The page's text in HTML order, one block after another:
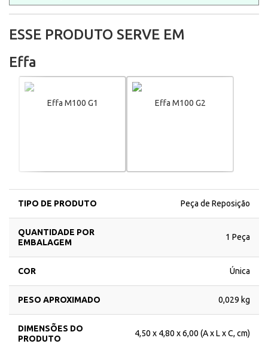
ESSE PRODUTO SERVE EM
Effa
Effa M100 G1 Effa M100 G2
TIPO DE PRODUTO Peça de Reposição
QUANTIDADE POR
EMBALAGEM
1 Peça
COR Única
PESO APROXIMADO 0,029 kg
DIMENSÕES DO
PRODUTO
4,50 x 4,80 x 6,00 (A x L x C, cm)